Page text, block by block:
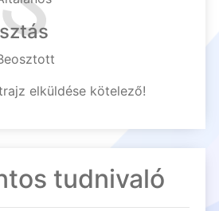
elküldése kötelező!
tudnivaló